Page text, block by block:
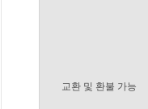
교환 및 환불 가능